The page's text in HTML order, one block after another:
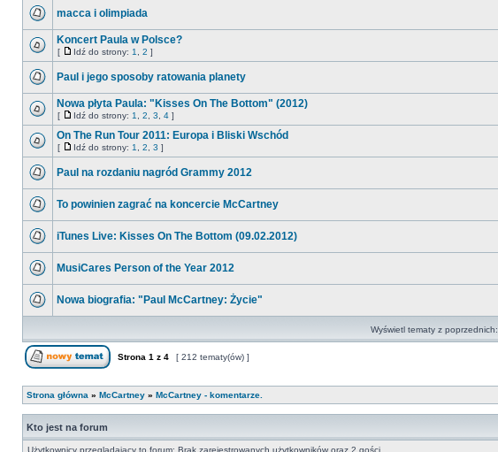
macca i olimpiada
Koncert Paula w Polsce?
[ Idź do strony: 1 2 ]
Paul i jego sposoby ratowania planety
Nowa płyta Paula: "Kisses On The Bottom" (2012)
[ Idź do strony: 1 2 3 4 ]
On The Run Tour 2011: Europa i Bliski Wschód
[ Idź do strony: 1 2 3 ]
Paul na rozdaniu nagród Grammy 2012
To powinien zagrać na koncercie McCartney
iTunes Live: Kisses On The Bottom (09.02.2012)
MusiCares Person of the Year 2012
Nowa biografia: "Paul McCartney: Życie"
Wyświetl tematy z poprzednich:
Strona 1 z 4 [ 212 tematy(ów) ]
Strona główna » McCartney » McCartney - komentarze.
Kto jest na forum
Użytkownicy przeglądający to forum: Brak zarejestrowanych użytkowników oraz 2 gości